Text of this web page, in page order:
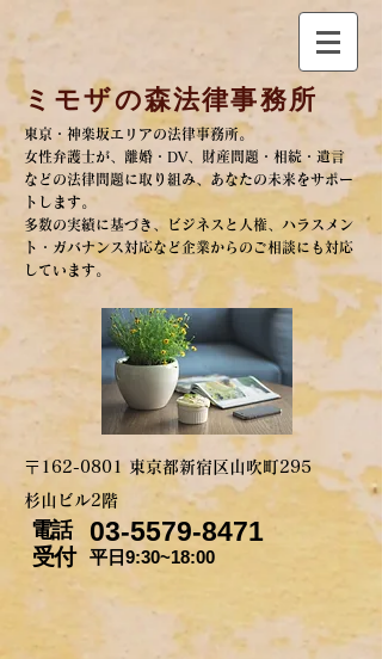
ミモザの森法律事務所
​東京・神楽坂エリアの法律事務所。
女性弁護士が、離婚・DV、 財産問題・相続・遺言
などの法律問題に取り組み、あなたの未来をサポー
トします。
多数の実績に基づき、ビジネスと人権、ハラスメン
ト・ガバナンス対応など企業からのご相談にも対応
しています。
〒162-0801 東京都新宿区山吹町295
杉山ビル2階
電話
​受付
03-5579-8471
平日9:30~18:00